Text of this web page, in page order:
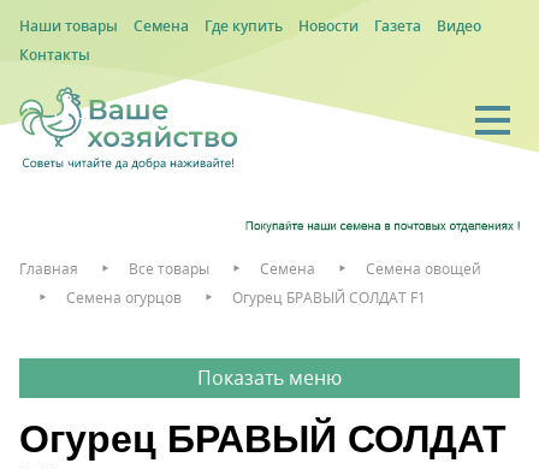
Наши товары Семена Где купить Новости Газета
Видео
Контакты
Главная Все товары Семена
Семена овощей
Семена огурцов
Огурец БРАВЫЙ СОЛДАТ F1
Огурец БРАВЫЙ СОЛДАТ